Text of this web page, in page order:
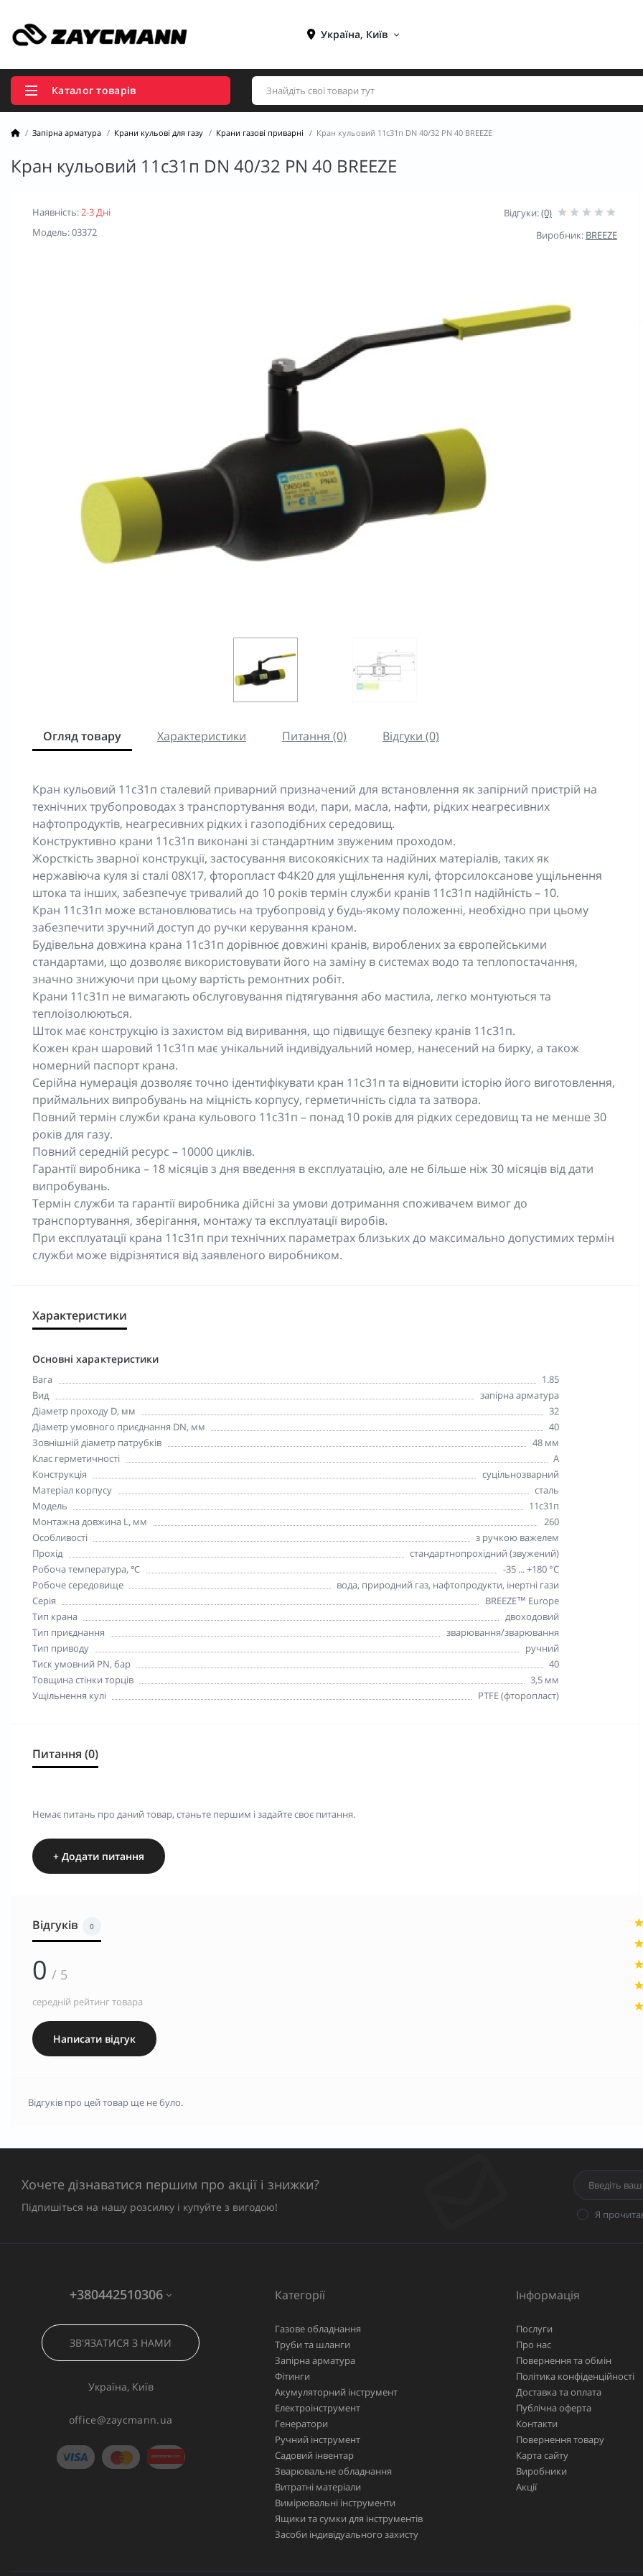
Україна, Київ
Каталог товарів
Запірна арматура Крани кульові для газу Крани газові приварні Кран кульовий 11с31п DN 40/32 PN 40 BREEZE
Кран кульовий 11с31п DN 40/32 PN 40 BREEZE
Наявність:2-3 Дні
Модель: 03372
Відгуки:(0)
Виробник: BREEZE
Огляд товару Характеристики Питання (0) Відгуки (0)
Кран кульовий 11c31п сталевий приварний призначений для встановлення як запірний пристрій на
технічних трубопроводах з транспортування води, пари, масла, нафти, рідких неагресивних
нафтопродуктів, неагресивних рідких і газоподібних середовищ.
Конструктивно крани 11с31п виконані зі стандартним звуженим проходом.
Жорсткість зварної конструкції, застосування високоякісних та надійних матеріалів, таких як
нержавіюча куля зі сталі 08Х17, фторопласт Ф4К20 для ущільнення кулі, фторсилоксанове ущільнення
штока та інших, забезпечує тривалий до 10 років термін служби кранів 11с31п надійність – 10.
Кран 11с31п може встановлюватись на трубопровід у будь-якому положенні, необхідно при цьому
забезпечити зручний доступ до ручки керування краном.
Будівельна довжина крана 11с31п дорівнює довжині кранів, вироблених за європейськими
стандартами, що дозволяє використовувати його на заміну в системах водо та теплопостачання,
значно знижуючи при цьому вартість ремонтних робіт.
Крани 11с31п не вимагають обслуговування підтягування або мастила, легко монтуються та
теплоізолюються.
Шток має конструкцію із захистом від виривання, що підвищує безпеку кранів 11с31п.
Кожен кран шаровий 11с31п має унікальний індивідуальний номер, нанесений на бирку, а також
номерний паспорт крана.
Серійна нумерація дозволяє точно ідентифікувати кран 11с31п та відновити історію його виготовлення,
приймальних випробувань на міцність корпусу, герметичність сідла та затвора.
Повний термін служби крана кульового 11с31п – понад 10 років для рідких середовищ та не менше 30
років для газу.
Повний середній ресурс – 10000 циклів.
Гарантії виробника – 18 місяців з дня введення в експлуатацію, але не більше ніж 30 місяців від дати
випробувань.
Термін служби та гарантії виробника дійсні за умови дотримання споживачем вимог до
транспортування, зберігання, монтажу та експлуатації виробів.
При експлуатації крана 11с31п при технічних параметрах близьких до максимально допустимих термін
служби може відрізнятися від заявленого виробником.
Характеристики
Основні характеристики
Вага
1.85
Вид
запірна арматура
Діаметр проходу D, мм
32
Діаметр умовного приєднання DN, мм
40
Зовнішній діаметр патрубків
48 мм
Клас герметичності
А
Конструкція
суцільнозварний
Матеріал корпусу
сталь
Модель
11с31п
Монтажна довжина L, мм
260
Особливості
з ручкою важелем
Прохід
стандартнопрохідний (звужений)
Робоча температура, ℃
-35 ... +180 °С
Робоче середовище
вода, природний газ, нафтопродукти, інертні гази
Серія
BREEZE™ Europe
Тип крана
двоходовий
Тип приєднання
зварювання/зварювання
Тип приводу
ручний
Тиск умовний PN, бар
40
Товщина стінки торців
3,5 мм
Ущільнення кулі
PTFE (фторопласт)
Питання (0)
Немає питань про даний товар, станьте першим і задайте своє питання.
+ Додати питання
Відгуків 0
0 / 5
середній рейтинг товара
Написати відгук
Відгуків про цей товар ще не було.
Хочете дізнаватися першим про акції і знижки?
Підпишіться на нашу розсилку і купуйте з вигодою!
Я
+380442510306
ЗВ'ЯЗАТИСЯ З НАМИ
Україна, Київ
office@zaycmann.ua
Категорії
Газове обладнання
Труби та шланги
Запірна арматура
Фітинги
Акумуляторний інструмент
Електроінструмент
Генератори
Ручний інструмент
Садовий інвентар
Зварювальне обладнання
Витратні матеріали
Вимірювальні інструменти
Ящики та сумки для інструментів
Засоби індивідуального захисту
Інформація
Послуги
Про нас
Повернення та обмін
Політика конфіденційності
Доставка та оплата
Публічна оферта
Контакти
Повернення товару
Карта сайту
Виробники
Акції